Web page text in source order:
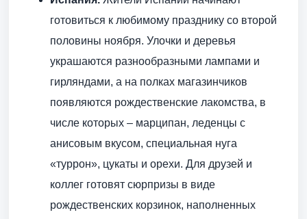
готовиться к любимому празднику со второй
половины ноября. Улочки и деревья
украшаются разнообразными лампами и
гирляндами, а на полках магазинчиков
появляются рождественские лакомства, в
числе которых – марципан, леденцы с
анисовым вкусом, специальная нуга
«туррон», цукаты и орехи. Для друзей и
коллег готовят сюрпризы в виде
рождественских корзинок, наполненных